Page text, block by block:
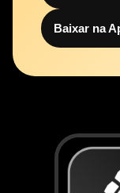
Baixar na